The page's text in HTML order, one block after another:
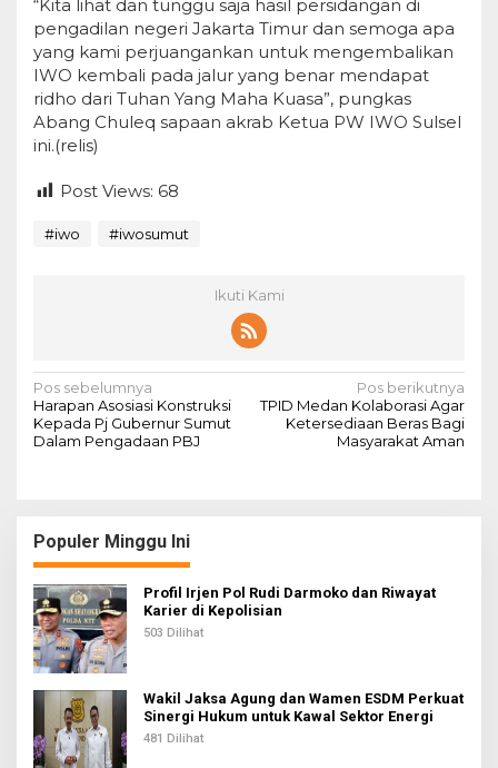
“Kita lihat dan tunggu saja hasil persidangan di
pengadilan negeri Jakarta Timur dan semoga apa
yang kami perjuangankan untuk mengembalikan
IWO kembali pada jalur yang benar mendapat
ridho dari Tuhan Yang Maha Kuasa”, pungkas
Abang Chuleq sapaan akrab Ketua PW IWO Sulsel
ini.(relis)
Post Views: 68
#iwo #iwosumut
Ikuti Kami
N
a
v
a
s
i
p
o
s
Pos sebelumnya
Harapan Asosiasi Konstruksi
Kepada Pj Gubernur Sumut
Dalam Pengadaan PBJ
Pos berikutnya
TPID Medan Kolaborasi Agar
Ketersediaan Beras Bagi
Masyarakat Aman
Populer Minggu Ini
Profil Irjen Pol Rudi Darmoko dan Riwayat
Karier di Kepolisian
503 Dilihat
Wakil Jaksa Agung dan Wamen ESDM Perkuat
Sinergi Hukum untuk Kawal Sektor Energi
481 Dilihat